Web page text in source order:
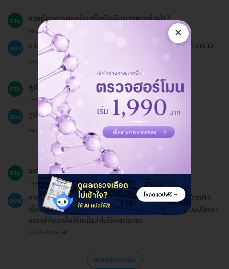
ถาม หากต้องการออกใบเสร็จรับเงินควรทำอย่างไร?
08 ม.ค. 2023
ตอบ ควรแจ้งล่วงหน้าที่คลินิกเพื่อขอรับใบเสร็จรับเงินในวันที่เข้าตรวจ
ตอบโดยทีมงาน HD
ถาม คูปองมีอายุเท่าไหร่?
19 ธ.ค. 2024
ตอบ คูปองมีอายุ 60 วันนับตั้งแต่วันที่ซื้อ
ตอบโดยทีมงาน HD
ถาม จะต้องเตรียมตัวอย่างไรบ้างก่อนเข้ารับการตรวจ?
19 ธ.ค. 2024
ตอบ
ควรแจ้งข้อมูลเกี่ยวกับอาการและประวัติการสัมผัสกับผู้ป่วยติด
เชื้อให้คลินิกทราบ และหากมีการใช้ยาหรือยาต้านไวรัส ควรปรึกษา
แพทย์ก่อนเพื่อให้แน่ใจว่าไม่มีผลกระทบ
ตอบโดยทีมงาน HD
แสดงคำถามเพิ่ม
×